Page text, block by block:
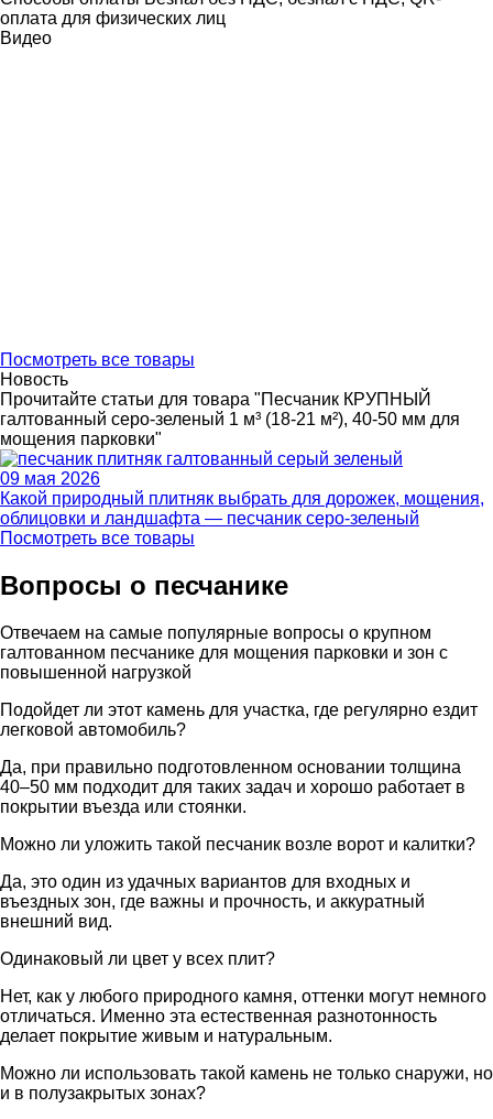
оплата для физических лиц
Видео
Посмотреть все товары
Новость
Прочитайте статьи для товара "Песчаник КРУПНЫЙ
галтованный серо-зеленый 1 м³ (18-21 м²), 40-50 мм для
мощения парковки"
09 мая 2026
Какой природный плитняк выбрать для дорожек, мощения,
облицовки и ландшафта — песчаник серо-зеленый
Посмотреть все товары
Вопросы о песчанике
Отвечаем на самые популярные вопросы о крупном
галтованном песчанике для мощения парковки и зон с
повышенной нагрузкой
Подойдет ли этот камень для участка, где регулярно ездит
легковой автомобиль?
Да, при правильно подготовленном основании толщина
40–50 мм подходит для таких задач и хорошо работает в
покрытии въезда или стоянки.
Можно ли уложить такой песчаник возле ворот и калитки?
Да, это один из удачных вариантов для входных и
въездных зон, где важны и прочность, и аккуратный
внешний вид.
Одинаковый ли цвет у всех плит?
Нет, как у любого природного камня, оттенки могут немного
отличаться. Именно эта естественная разнотонность
делает покрытие живым и натуральным.
Можно ли использовать такой камень не только снаружи, но
и в полузакрытых зонах?